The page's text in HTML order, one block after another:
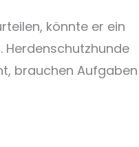
könnte er ein
Herdenschutzhunde
brauchen Aufgaben